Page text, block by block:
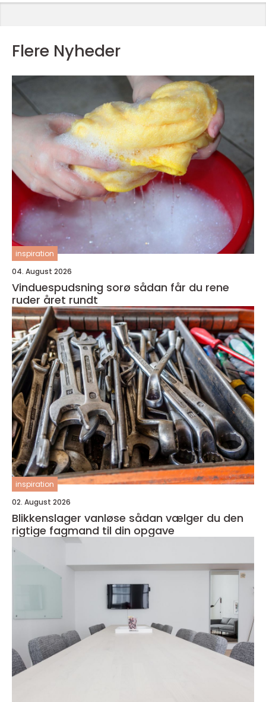
Flere Nyheder
inspiration
04. August 2026
Vinduespudsning sorø sådan får du rene
ruder året rundt
inspiration
02. August 2026
Blikkenslager vanløse sådan vælger du den
rigtige fagmand til din opgave